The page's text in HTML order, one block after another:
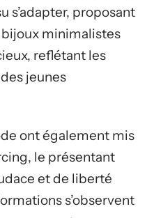
s’adapter, proposant
minimalistes
reflétant les
jeunes
ont également mis
le présentant
et de liberté
s’observent